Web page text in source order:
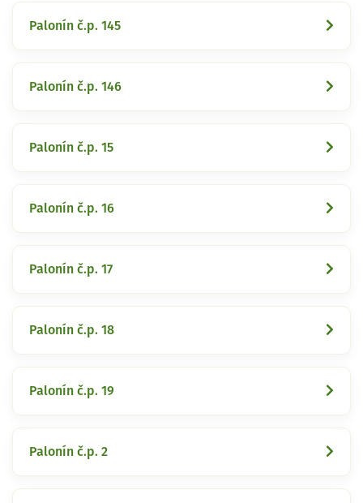
Palonín č.p. 145
Palonín č.p. 146
Palonín č.p. 15
Palonín č.p. 16
Palonín č.p. 17
Palonín č.p. 18
Palonín č.p. 19
Palonín č.p. 2